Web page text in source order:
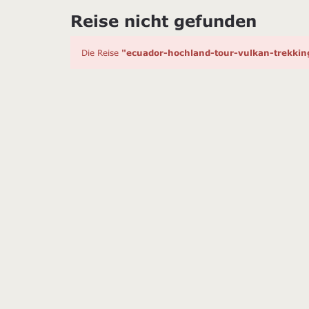
Reise nicht gefunden
Die Reise "ecuador-hochland-tour-vulkan-